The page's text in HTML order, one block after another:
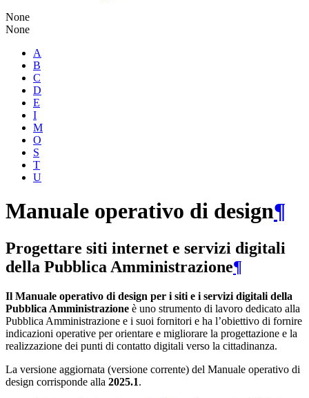
None
None
A
B
C
D
E
I
M
O
S
T
U
Manuale operativo di design¶
Progettare siti internet e servizi digitali
della Pubblica Amministrazione¶
Il Manuale operativo di design per i siti e i servizi digitali della
Pubblica Amministrazione è uno strumento di lavoro dedicato alla
Pubblica Amministrazione e i suoi fornitori e ha l’obiettivo di fornire
indicazioni operative per orientare e migliorare la progettazione e la
realizzazione dei punti di contatto digitali verso la cittadinanza.
La versione aggiornata (versione corrente) del Manuale operativo di
design corrisponde alla 2025.1.